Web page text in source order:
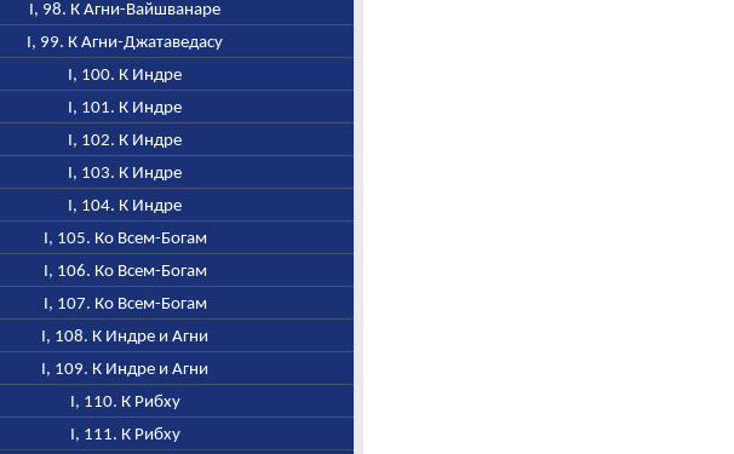
I, 98. К Агни-Вайшванаре
I, 99. К Агни-Джатаведасу
I, 100. К Индре
I, 101. К Индре
I, 102. К Индре
I, 103. К Индре
I, 104. К Индре
I, 105. Ко Всем-Богам
I, 106. Ко Всем-Богам
I, 107. Ко Всем-Богам
I, 108. К Индре и Агни
I, 109. К Индре и Агни
I, 110. К Рибху
I, 111. К Рибху